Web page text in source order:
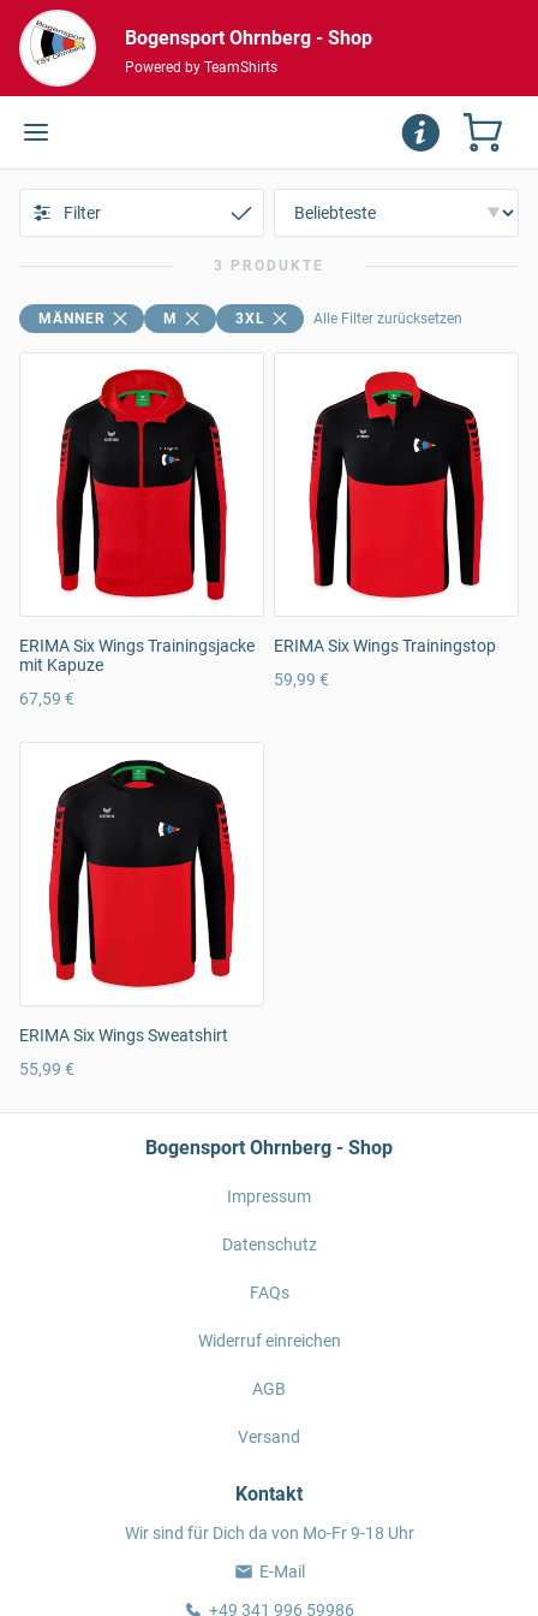
Bogensport Ohrnberg - Shop
Powered by TeamShirts
Filter
3 PRODUKTE
MÄNNER M 3XL Alle Filter zurücksetzen
ERIMA Six Wings Trainingsjacke
mit Kapuze
67,59 €
ERIMA Six Wings Trainingstop
59,99 €
ERIMA Six Wings Sweatshirt
55,99 €
Bogensport Ohrnberg - Shop
Impressum
Datenschutz
FAQs
Widerruf einreichen
AGB
Versand
Kontakt
Wir sind für Dich da von Mo-Fr 9-18 Uhr
E-Mail
+49 341 996 59986